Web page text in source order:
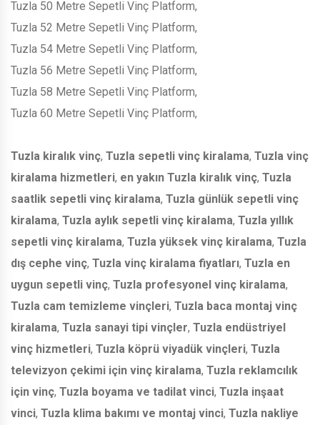
Tuzla 50 Metre Sepetli Vinç Platform,
Tuzla 52 Metre Sepetli Vinç Platform,
Tuzla 54 Metre Sepetli Vinç Platform,
Tuzla 56 Metre Sepetli Vinç Platform,
Tuzla 58 Metre Sepetli Vinç Platform,
Tuzla 60 Metre Sepetli Vinç Platform,
Tuzla kiralık vinç, Tuzla sepetli vinç kiralama, Tuzla vinç
kiralama hizmetleri, en yakın Tuzla kiralık vinç, Tuzla
saatlik sepetli vinç kiralama, Tuzla günlük sepetli vinç
kiralama, Tuzla aylık sepetli vinç kiralama, Tuzla yıllık
sepetli vinç kiralama, Tuzla yüksek vinç kiralama, Tuzla
dış cephe vinç, Tuzla vinç kiralama fiyatları, Tuzla en
uygun sepetli vinç, Tuzla profesyonel vinç kiralama,
Tuzla cam temizleme vinçleri, Tuzla baca montaj vinç
kiralama, Tuzla sanayi tipi vinçler, Tuzla endüstriyel
vinç hizmetleri, Tuzla köprü viyadük vinçleri, Tuzla
televizyon çekimi için vinç kiralama, Tuzla reklamcılık
için vinç, Tuzla boyama ve tadilat vinci, Tuzla inşaat
vinci, Tuzla klima bakımı ve montaj vinci, Tuzla nakliye